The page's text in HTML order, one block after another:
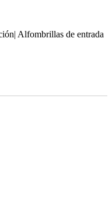
Alfombrillas de entrada